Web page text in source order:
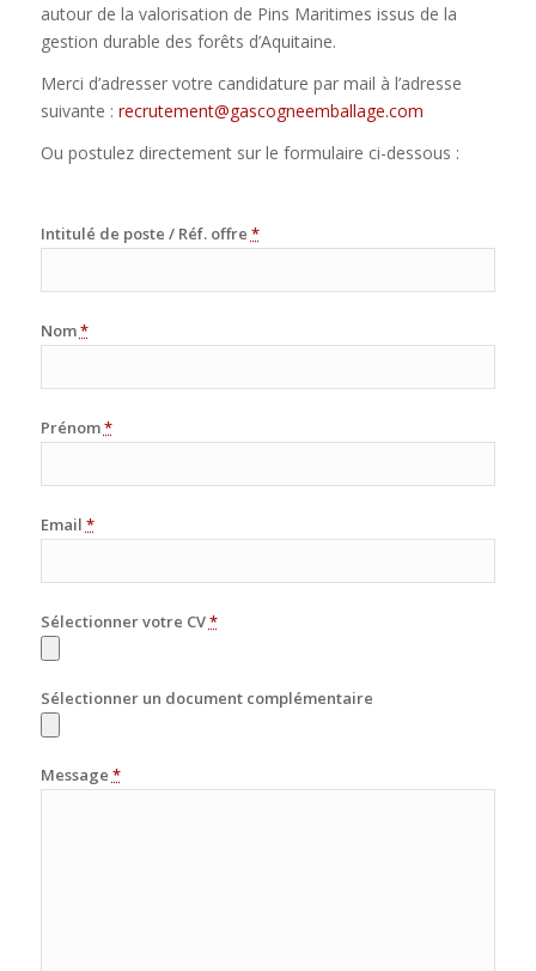
autour de la valorisation de Pins Maritimes issus de la
gestion durable des forêts d’Aquitaine.
Merci d’adresser votre candidature par mail à l’adresse
suivante : recrutement@gascogneemballage.com
Ou postulez directement sur le formulaire ci-dessous :
Intitulé de poste / Réf. offre *
Nom*
Prénom*
Email *
Sélectionner votre CV*
Sélectionner un document complémentaire
Message *